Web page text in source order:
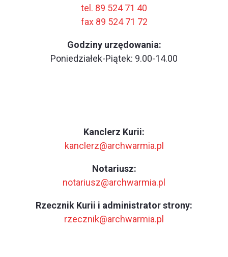
tel. 89 524 71 40
fax 89 524 71 72
Godziny urzędowania:
Poniedziałek-Piątek: 9.00-14.00
Kanclerz Kurii:
kanclerz@archwarmia.pl
Notariusz:
notariusz@archwarmia.pl
Rzecznik Kurii i administrator strony:
rzecznik@archwarmia.pl